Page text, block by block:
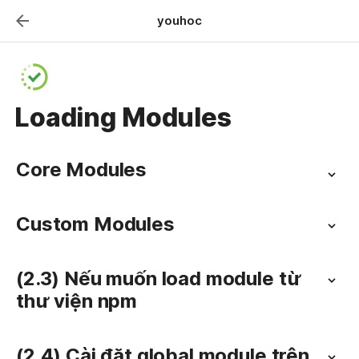
youhoc
Loading Modules
Core Modules
Custom Modules
(2.3) Nếu muốn load module từ
thư viện npm